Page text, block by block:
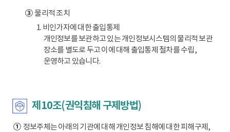
③물리적 조치
1. 비인가자에 대한 출입통제
개인정보를 보관하고 있는 개인정보시스템의 물리적 보관
장소를 별도로 두고 이에 대해 출입통제 절차를 수립,
운영하고 있습니다.
제10조(권익침해 구제방법)
①정보주체는 아래의 기관에 대해 개인정보 침해에 대한 피해구제,